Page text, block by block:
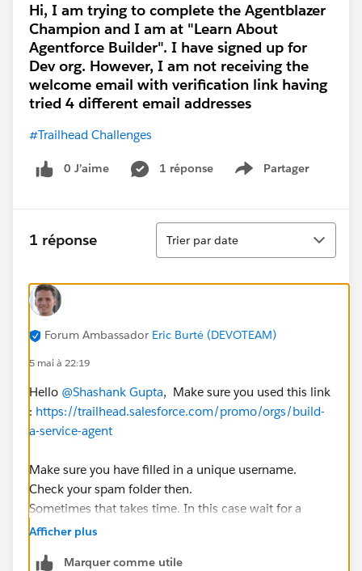
Hi, I am trying to complete the Agentblazer
Champion and I am at "Learn About
Agentforce Builder". I have signed up for
Dev org. However, I am not receiving the
welcome email with verification link having
tried 4 different email addresses
#Trailhead Challenges
0 J’aime 1 réponse Partager
Show menu
1 réponse
Tri
Trier par date
Forum Ambassador Eric Burté (DEVOTEAM)
5 mai à 22:19
Hello @Shashank Gupta, Make sure you used this link
: https://trailhead.salesforce.com/promo/orgs/build-
a-service-agent
Make sure you have filled in a unique username.
Check your spam folder then.
Sometimes that takes time. In this case wait for a
couple of hours before trying again.
Afficher plus
Marquer comme utile